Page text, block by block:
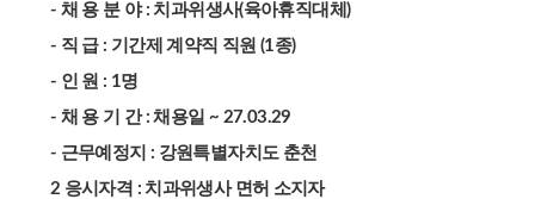
- 채 용 분 야 : 치과위생사(육아휴직대체)
- 직 급 : 기간제 계약직 직원 (1종)
- 인 원 : 1명
- 채 용 기 간 : 채용일 ~ 27.03.29
- 근무예정지 : 강원특별자치도 춘천
2 응시자격 : 치과위생사 면허 소지자